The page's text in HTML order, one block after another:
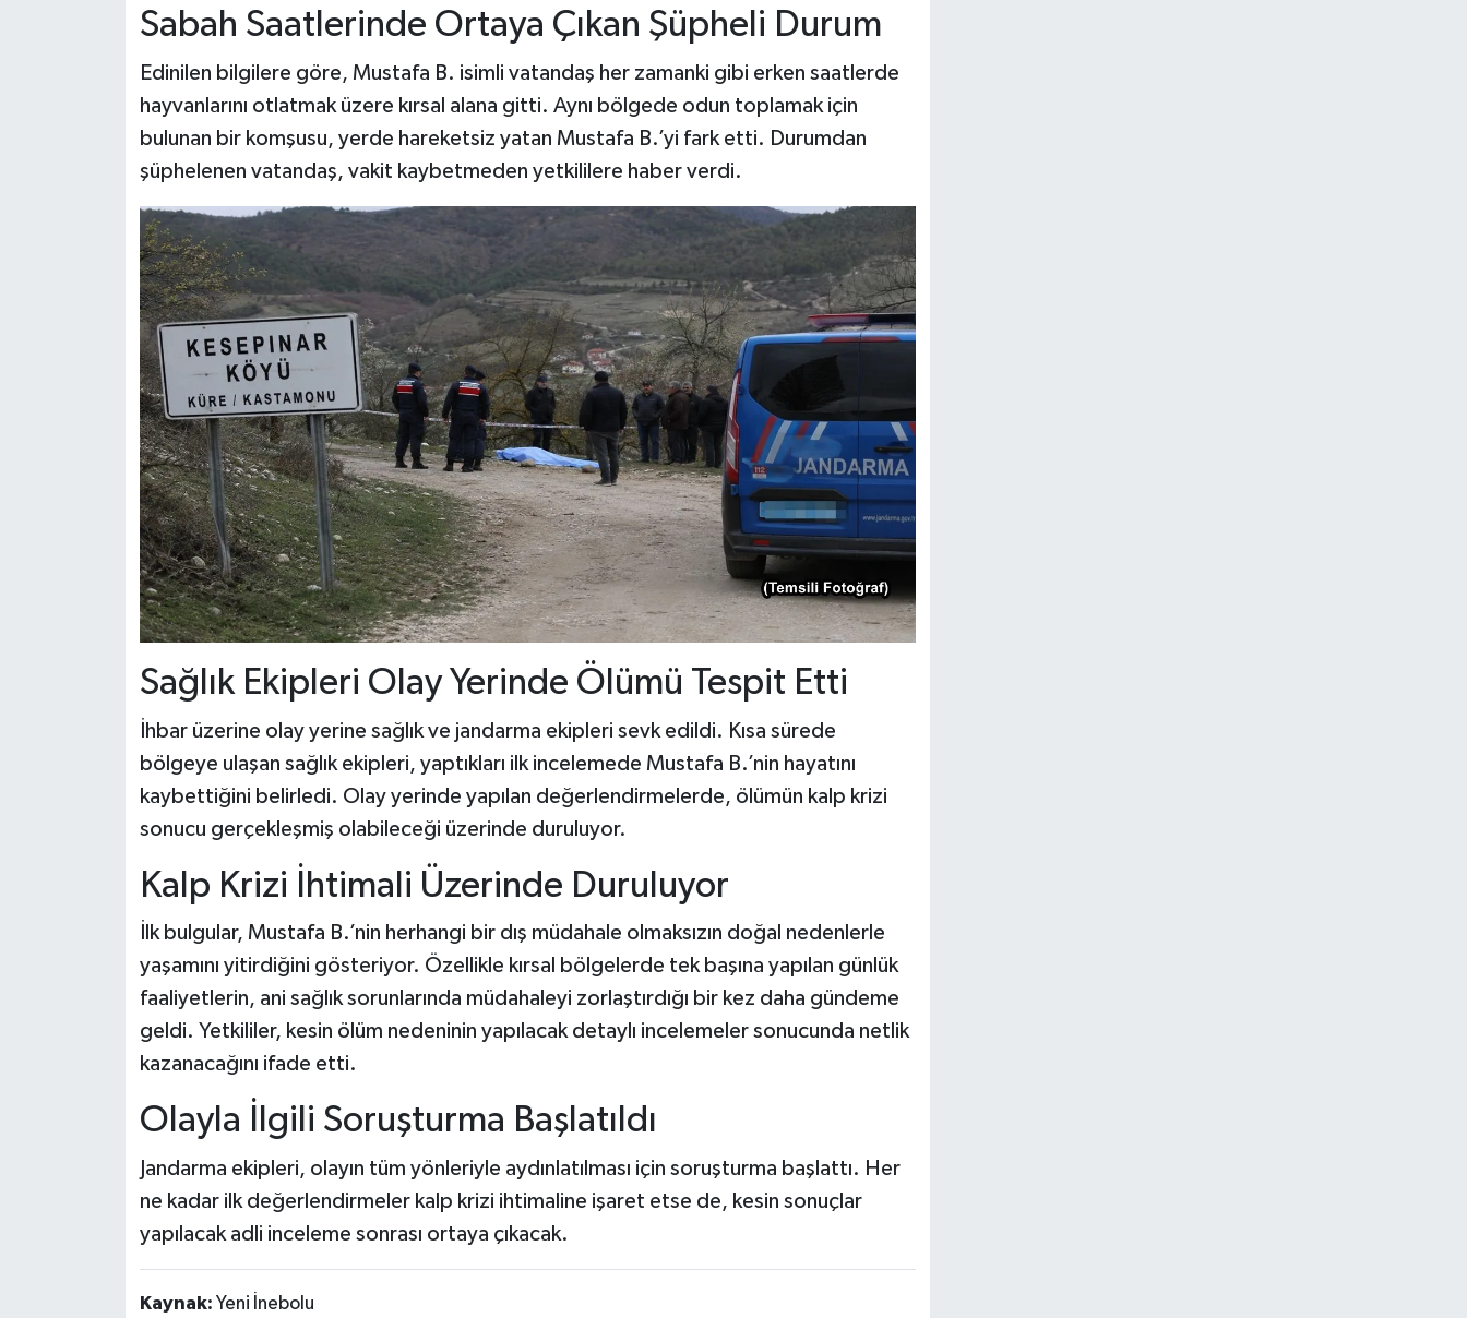
Sabah Saatlerinde Ortaya Çıkan Şüpheli Durum
Edinilen bilgilere göre, Mustafa B. isimli vatandaş her zamanki gibi erken saatlerde
hayvanlarını otlatmak üzere kırsal alana gitti. Aynı bölgede odun toplamak için
bulunan bir komşusu, yerde hareketsiz yatan Mustafa B.’yi fark etti. Durumdan
şüphelenen vatandaş, vakit kaybetmeden yetkililere haber verdi.
Sağlık Ekipleri Olay Yerinde Ölümü Tespit Etti
İhbar üzerine olay yerine sağlık ve jandarma ekipleri sevk edildi. Kısa sürede
bölgeye ulaşan sağlık ekipleri, yaptıkları ilk incelemede Mustafa B.’nin hayatını
kaybettiğini belirledi. Olay yerinde yapılan değerlendirmelerde, ölümün kalp krizi
sonucu gerçekleşmiş olabileceği üzerinde duruluyor.
Kalp Krizi İhtimali Üzerinde Duruluyor
İlk bulgular, Mustafa B.’nin herhangi bir dış müdahale olmaksızın doğal nedenlerle
yaşamını yitirdiğini gösteriyor. Özellikle kırsal bölgelerde tek başına yapılan günlük
faaliyetlerin, ani sağlık sorunlarında müdahaleyi zorlaştırdığı bir kez daha gündeme
geldi. Yetkililer, kesin ölüm nedeninin yapılacak detaylı incelemeler sonucunda netlik
kazanacağını ifade etti.
Olayla İlgili Soruşturma Başlatıldı
Jandarma ekipleri, olayın tüm yönleriyle aydınlatılması için soruşturma başlattı. Her
ne kadar ilk değerlendirmeler kalp krizi ihtimaline işaret etse de, kesin sonuçlar
yapılacak adli inceleme sonrası ortaya çıkacak.
Kaynak: Yeni İnebolu
Teknoloji Haberleri
Siyaset Haberleri
Dünya Haberleri
Yerel Haberler
Haber Arşivi